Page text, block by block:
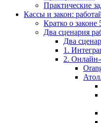
Практические
Кассы и закон:
Кратко о
Два сценария
Два
1.
2.